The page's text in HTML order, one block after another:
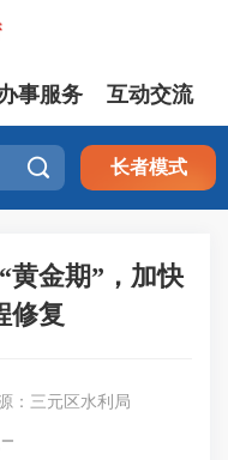
事服务 互动交流
 长者模式
黄金期”，加快
修复
：三元区水利局